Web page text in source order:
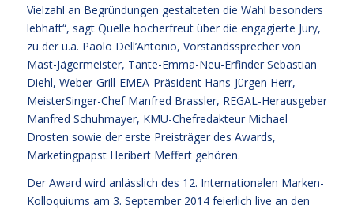
Vielzahl an Begründungen gestalteten die Wahl besonders
lebhaft“, sagt Quelle hocherfreut über die engagierte Jury,
zu der u.a. Paolo Dell’Antonio, Vorstandssprecher von
Mast-Jägermeister, Tante-Emma-Neu-Erfinder Sebastian
Diehl, Weber-Grill-EMEA-Präsident Hans-Jürgen Herr,
MeisterSinger-Chef Manfred Brassler, REGAL-Herausgeber
Manfred Schuhmayer, KMU-Chefredakteur Michael
Drosten sowie der erste Preisträger des Awards,
Marketingpapst Heribert Meffert gehören.
Der Award wird anlässlich des 12. Internationalen Marken-
Kolloquiums am 3. September 2014 feierlich live an den